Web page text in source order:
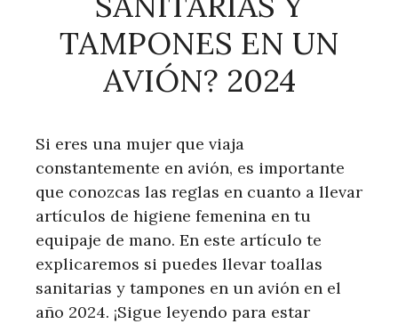
TAMPONES EN UN
AVIÓN? 2024
Si eres una mujer que viaja
constantemente en avión, es importante
que conozcas las reglas en cuanto a llevar
artículos de higiene femenina en tu
equipaje de mano. En este artículo te
explicaremos si puedes llevar toallas
sanitarias y tampones en un avión en el
año 2024. ¡Sigue leyendo para estar